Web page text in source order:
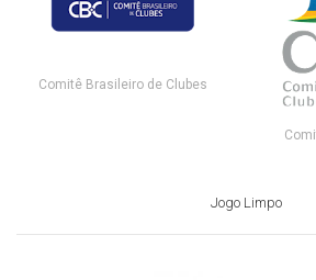
Comitê Brasileiro de Clubes
Jogo Limpo